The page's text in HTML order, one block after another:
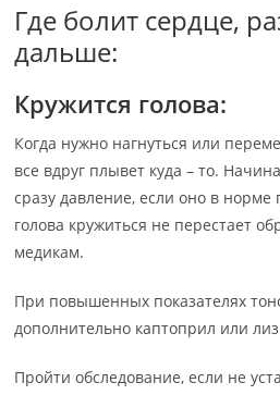
Где болит сердце,
дальше:
Кружится голова:
Когда нужно нагнуться или
все вдруг плывет куда – то.
сразу давление, если оно в норме
голова кружиться не перестает
медикам.
При повышенных показателях
дополнительно каптоприл или
Пройти обследование, если не